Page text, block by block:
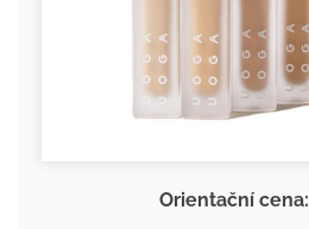
Orientační cena: